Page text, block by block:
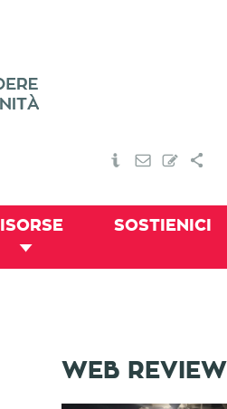
SOSTIENICI
WEB REVIEW